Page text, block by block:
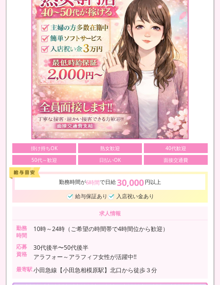
掛け持ちOK 熟女歓迎
40代歓迎
50代～歓迎
日払いOK 面接交通費
勤務時間が6時間で日給30,000 円以上
給与保証あり
入店祝い金あり
求人情報
勤務
時間
10時～24時（ご希望の時間帯で4時間位から歓迎）
応募
資格
30代後半〜50代後半
アラフォー～アラフィフ女性が活躍中!!
最寄駅小田急線【小田急相模原駅】北口から徒歩３分